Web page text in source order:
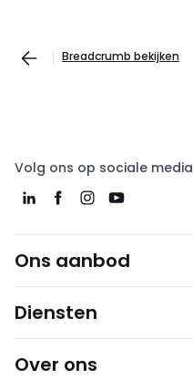
Breadcrumb bekijken
Volg ons op sociale media
Ons aanbod
Diensten
Over ons